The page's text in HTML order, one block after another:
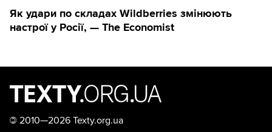
Як удари по складах Wildberries змінюють
настрої у Росії, — The Economist
© 2010—2026 Texty.org.ua